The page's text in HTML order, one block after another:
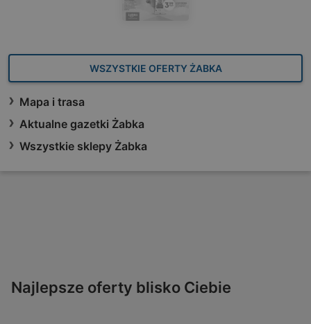
WSZYSTKIE OFERTY ŻABKA
Mapa i trasa
Aktualne gazetki Żabka
Wszystkie sklepy Żabka
Najlepsze oferty blisko Ciebie